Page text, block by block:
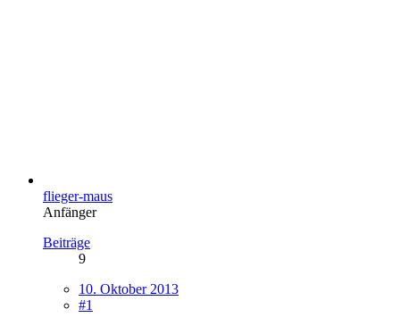
flieger-maus
Anfänger
Beiträge
9
10. Oktober 2013
#1